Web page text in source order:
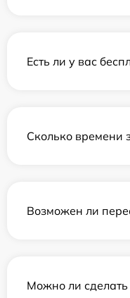
Есть ли у вас
Сколько времени
Возможен ли
Можно ли сделать